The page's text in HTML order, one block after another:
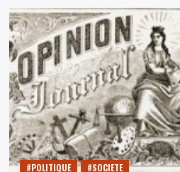
sur
« Unbelievable »
(série
« true
crime »
sur
Netflix)
:
les
failles
du
système
juridique
#POLITIQUE #SOCIETE